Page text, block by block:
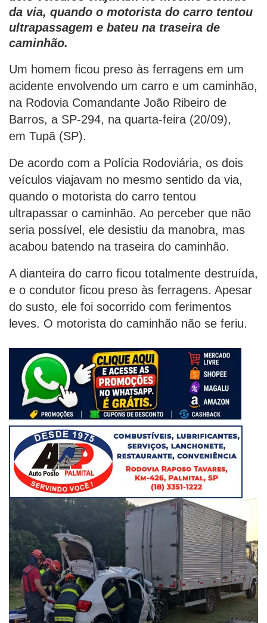
da via, quando o motorista do carro tentou
ultrapassagem e bateu na traseira de
caminhão.
Um homem ficou preso às ferragens em um
acidente envolvendo um carro e um caminhão,
na Rodovia Comandante João Ribeiro de
Barros, a SP-294, na quarta-feira (20/09),
em Tupã (SP).
De acordo com a Polícia Rodoviária, os dois
veículos viajavam no mesmo sentido da via,
quando o motorista do carro tentou
ultrapassar o caminhão. Ao perceber que não
seria possível, ele desistiu da manobra, mas
acabou batendo na traseira do caminhão.
A dianteira do carro ficou totalmente destruída,
e o condutor ficou preso às ferragens. Apesar
do susto, ele foi socorrido com ferimentos
leves. O motorista do caminhão não se feriu.